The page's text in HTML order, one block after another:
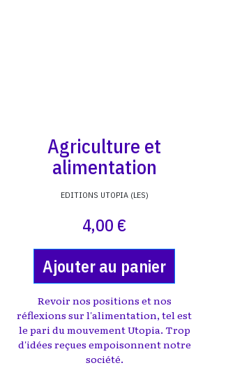
Agriculture et
alimentation
EDITIONS UTOPIA (LES)
4,00 €
Ajouter au panier
Revoir nos positions et nos
réflexions sur l'alimentation, tel est
le pari du mouvement Utopia. Trop
d'idées reçues empoisonnent notre
société.